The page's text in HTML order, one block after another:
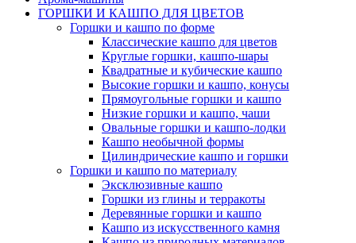
ГОРШКИ И КАШПО ДЛЯ ЦВЕТОВ
Горшки и кашпо по форме
Классические кашпо для цветов
Круглые горшки, кашпо-шары
Квадратные и кубические кашпо
Высокие горшки и кашпо, конусы
Прямоугольные горшки и кашпо
Низкие горшки и кашпо, чаши
Овальные горшки и кашпо-лодки
Кашпо необычной формы
Цилиндрические кашпо и горшки
Горшки и кашпо по материалу
Эксклюзивные кашпо
Горшки из глины и терракоты
Деревянные горшки и кашпо
Кашпо из искусственного камня